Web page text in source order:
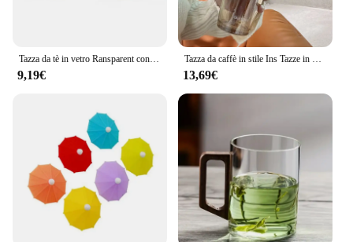
Tazza da tè in vetro Ransparent con custodia in legno tazza da Sake Vintage Kung Fu tazza da tè piccola tazze da caffè trasparenti tazze da caffè idee regalo
9,19€
Tazza da caffè in stile Ins Tazze in vetro con coperchi e cannucce Tazza Kawaii a prova di perdite Bellissime tazze da tè Manicotti per tazze in pelle Stoviglie
13,69€